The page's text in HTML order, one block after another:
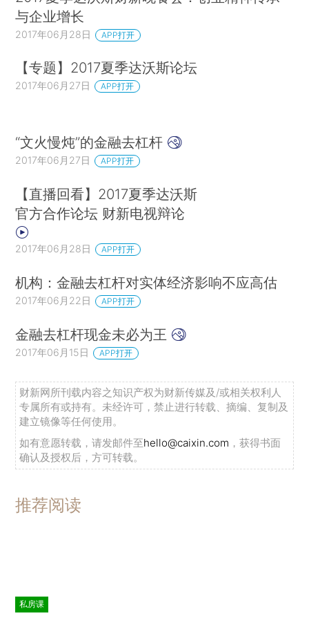
与企业增长
2017年06月28日 APP打开
【专题】2017夏季达沃斯论坛
2017年06月27日 APP打开
“文火慢炖”的金融去杠杆
2017年06月27日 APP打开
【直播回看】2017夏季达沃斯
官方合作论坛 财新电视辩论
2017年06月28日 APP打开
机构：金融去杠杆对实体经济影响不应高估
2017年06月22日 APP打开
金融去杠杆现金未必为王
2017年06月15日 APP打开
财新网所刊载内容之知识产权为财新传媒及/或相关权利人
专属所有或持有。未经许可，禁止进行转载、摘编、复制及
建立镜像等任何使用。
如有意愿转载，请发邮件至hello@caixin.com ，获得书面
确认及授权后，方可转载。
推荐阅读
私房课